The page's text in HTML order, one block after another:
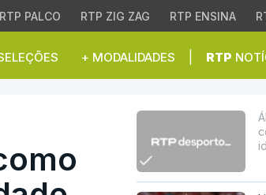
RTP PALCO RTP ZIG ZAG RTP ENSINA
+ MODALIDADES RTP
bom desafio